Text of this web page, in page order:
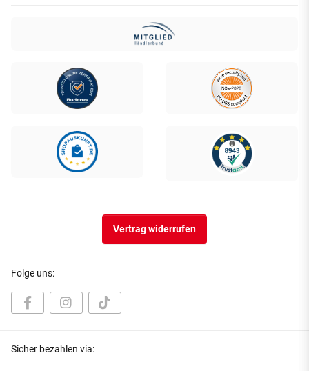
Vertrag widerrufen
Folge uns:
Sicher bezahlen via: